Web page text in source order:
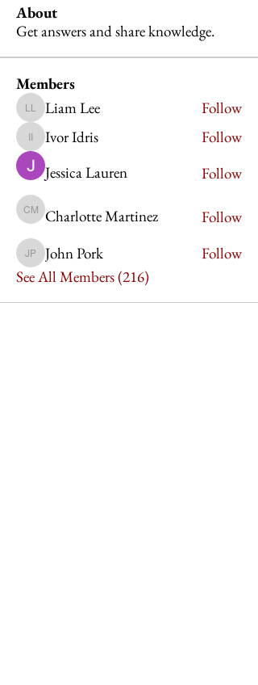
About
Get answers and share knowledge.
Members
Liam Lee
Liam Lee Follow
Ivor Idris
Ivor Idris
Follow
Jessica Lauren
Follow
Charlotte Martinez
Charlotte Martinez Follow
John Pork
John Pork
Follow
See All Members (216)